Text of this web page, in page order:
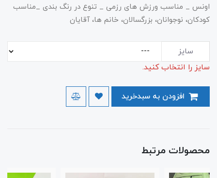
اونس _ مناسب ورزش های رزمی _ تنوع در رنگ بندی _مناسب
کودکان، نوجوانان، بزرگسالان، خانم ها، آقایان
سایز
سایز را انتخاب کنید.
محصولات مرتبط